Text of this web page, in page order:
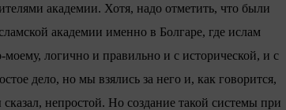
академии. Хотя, надо отметить, что были
академии именно в Болгаре, где ислам
логично и правильно и с исторической, и с
дело, но мы взялись за него и, как говорится,
непростой. Но создание такой системы при